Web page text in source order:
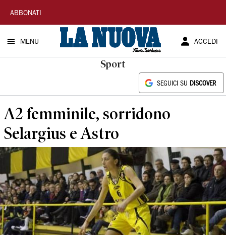
La
Nuova
Sardegna
ABBONATI
MENU ACCEDI
Sport
SEGUICI SU DISCOVER
A2 femminile, sorridono
Selargius e Astro